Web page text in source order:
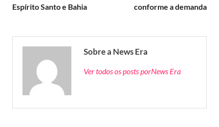
Espírito Santo e Bahia
conforme a demanda
Sobre a News Era
Ver todos os posts porNews Era